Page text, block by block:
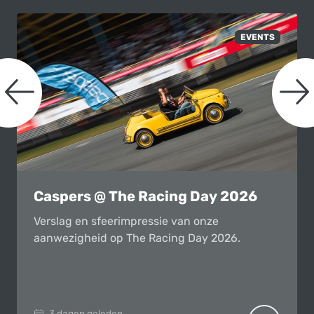
EVENTS
Caspers @ The Racing Day 2026
Verslag en sfeerimpressie van onze
aanwezigheid op The Racing Day 2026.
naar links scrollen